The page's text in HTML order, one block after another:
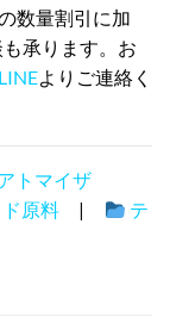
数量割引に加
承ります。お
よりご連絡く
トマイザ
原料 |
テ